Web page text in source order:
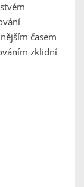
časem
zklidní